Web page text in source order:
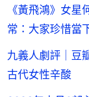
《黃飛鴻》女
常：大家珍惜當
九義人劇評｜豆
古代女性辛酸